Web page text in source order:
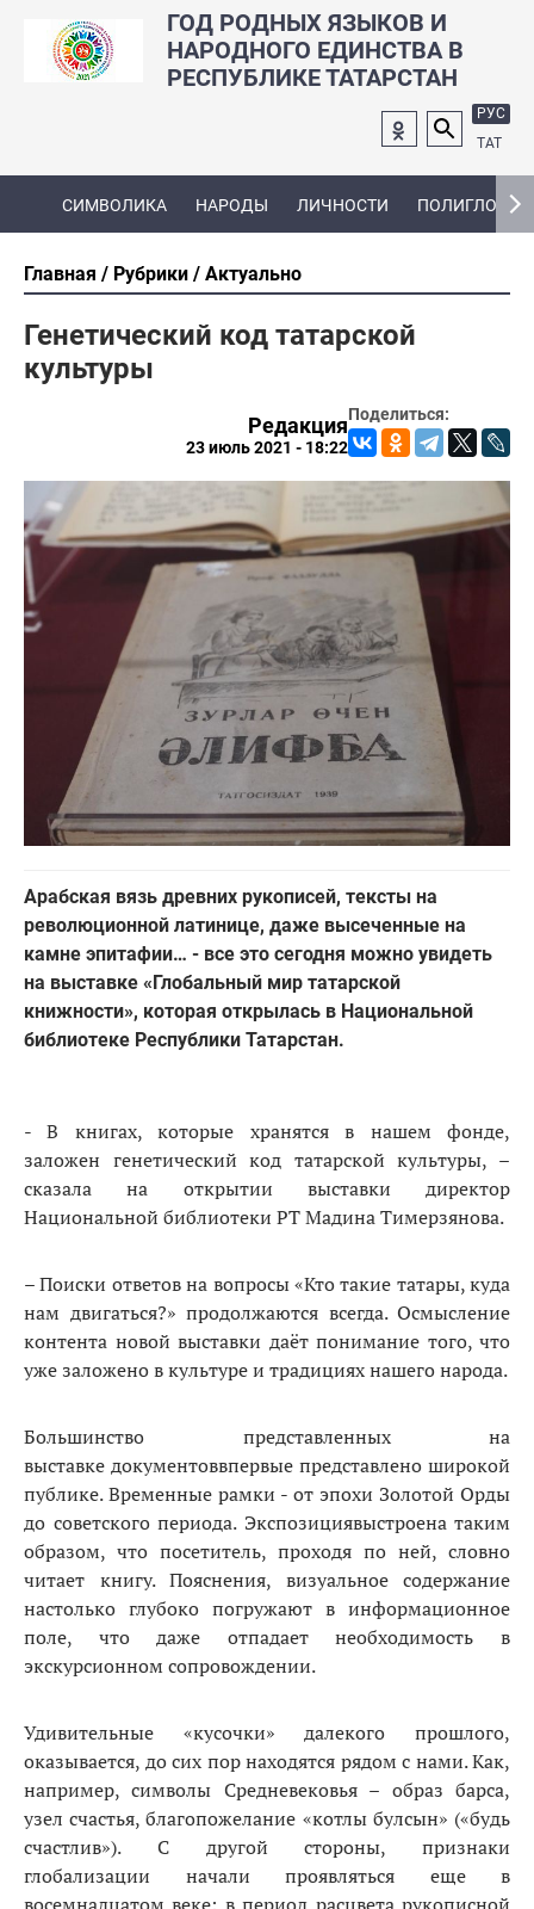
ГОД РОДНЫХ ЯЗЫКОВ И
НАРОДНОГО ЕДИНСТВА В
РЕСПУБЛИКЕ ТАТАРСТАН
РУС
ТАТ
СИМВОЛИКА НАРОДЫ ЛИЧНОСТИ ПОЛИГЛОТ
Главная Рубрики Актуально
Генетический код татарской
культуры
Поделиться:
Редакция
23 июль 2021 - 18:22
Арабская вязь древних рукописей, тексты на
революционной латинице, даже высеченные на
камне эпитафии… - все это сегодня можно увидеть
на выставке «Глобальный мир татарской
книжности», которая открылась в Национальной
библиотеке Республики Татарстан.
- В книгах, которые хранятся в нашем фонде,
заложен генетический код татарской культуры, –
сказала на открытии выставки директор
Национальной библиотеки РТ Мадина Тимерзянова.
– Поиски ответов на вопросы «Кто такие татары, куда
нам двигаться?» продолжаются всегда. Осмысление
контента новой выставки даёт понимание того, что
уже заложено в культуре и традициях нашего народа.
Большинство представленных на
выставке документоввпервые представлено широкой
публике. Временные рамки - от эпохи Золотой Орды
до советского периода. Экспозициявыстроена таким
образом, что посетитель, проходя по ней, словно
читает книгу. Пояснения, визуальное содержание
настолько глубоко погружают в информационное
поле, что даже отпадает необходимость в
экскурсионном сопровождении.
Удивительные «кусочки» далекого прошлого,
оказывается, до сих пор находятся рядом с нами. Как,
например, символы Cредневековья – образ барса,
узел счастья, благопожелание «котлы булсын» («будь
счастлив»). С другой стороны, признаки
глобализации начали проявляться еще в